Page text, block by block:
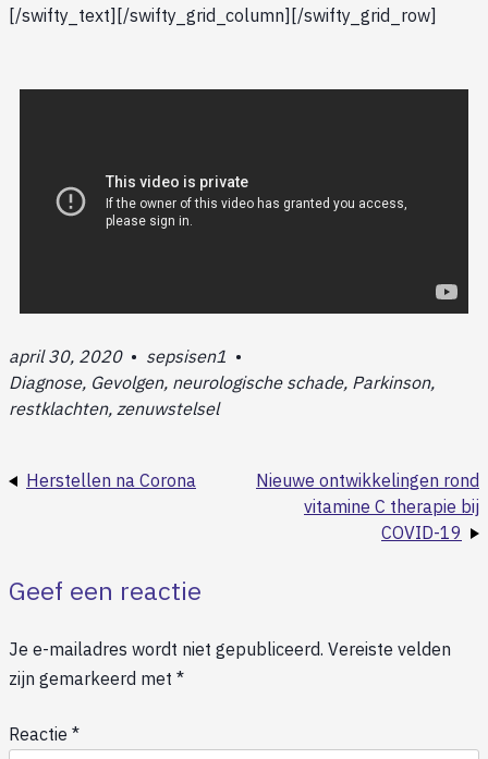
[/swifty_text][/swifty_grid_column][/swifty_grid_row]
april 30, 2020 • sepsisen1 •
Diagnose, Gevolgen, neurologische schade, Parkinson,
restklachten, zenuwstelsel
Herstellen na Corona
Nieuwe ontwikkelingen rond
vitamine C therapie bij
COVID-19
Geef een reactie
Je e-mailadres wordt niet gepubliceerd. Vereiste velden
zijn gemarkeerd met *
Reactie *